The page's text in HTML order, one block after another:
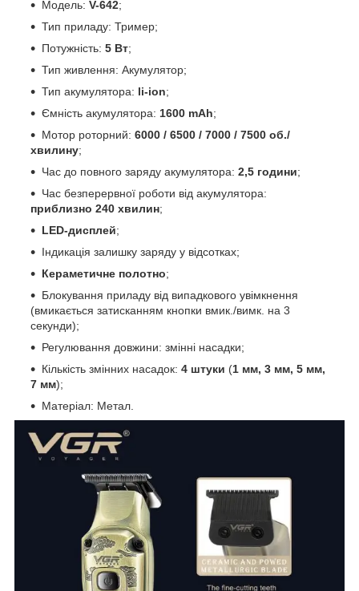
Модель: V-642;
Тип приладу: Тример;
Потужність: 5 Вт;
Тип живлення: Акумулятор;
Тип акумулятора: li-ion;
Ємність акумулятора: 1600 mAh;
Мотор роторний: 6000 / 6500 / 7000 / 7500 об./
хвилину;
Час до повного заряду акумулятора: 2,5 години;
Час безперервної роботи від акумулятора:
приблизно 240 хвилин;
LED-дисплей;
Індикація залишку заряду у відсотках;
Кераметичне полотно;
Блокування приладу від випадкового увімкнення
(вмикається затисканням кнопки вмик./вимк. на 3
секунди);
Регулювання довжини: змінні насадки;
Кількість змінних насадок: 4 штуки (1 мм, 3 мм, 5 мм,
7 мм);
Матеріал: Метал.